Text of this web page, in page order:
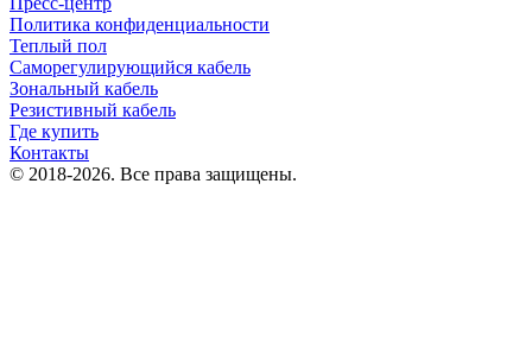
Политика конфиденциальности
Теплый пол
Саморегулирующийся кабель
Зональный кабель
Резистивный кабель
Где купить
Контакты
© 2018-2026. Все права защищены.